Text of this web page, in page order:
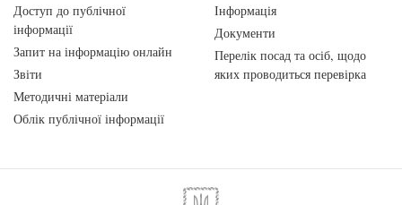
Доступ до публічної
інформації
Запит на інформацію онлайн
Звіти
Методичні матеріали
Облік публічної інформації
Інформація
Документи
Перелік посад та осіб, щодо
яких проводиться перевірка